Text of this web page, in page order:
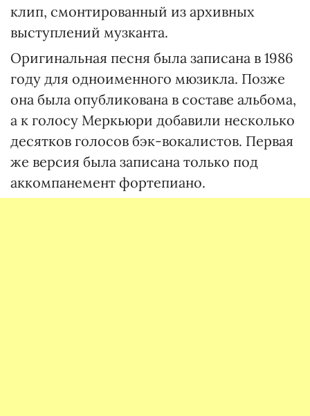
клип, смонтированный из архивных
выступлений музканта.
Оригинальная песня была записана в 1986
году для одноименного мюзикла. Позже
она была опубликована в составе альбома,
а к голосу Меркьюри добавили несколько
десятков голосов бэк-вокалистов. Первая
же версия была записана только под
аккомпанемент фортепиано.